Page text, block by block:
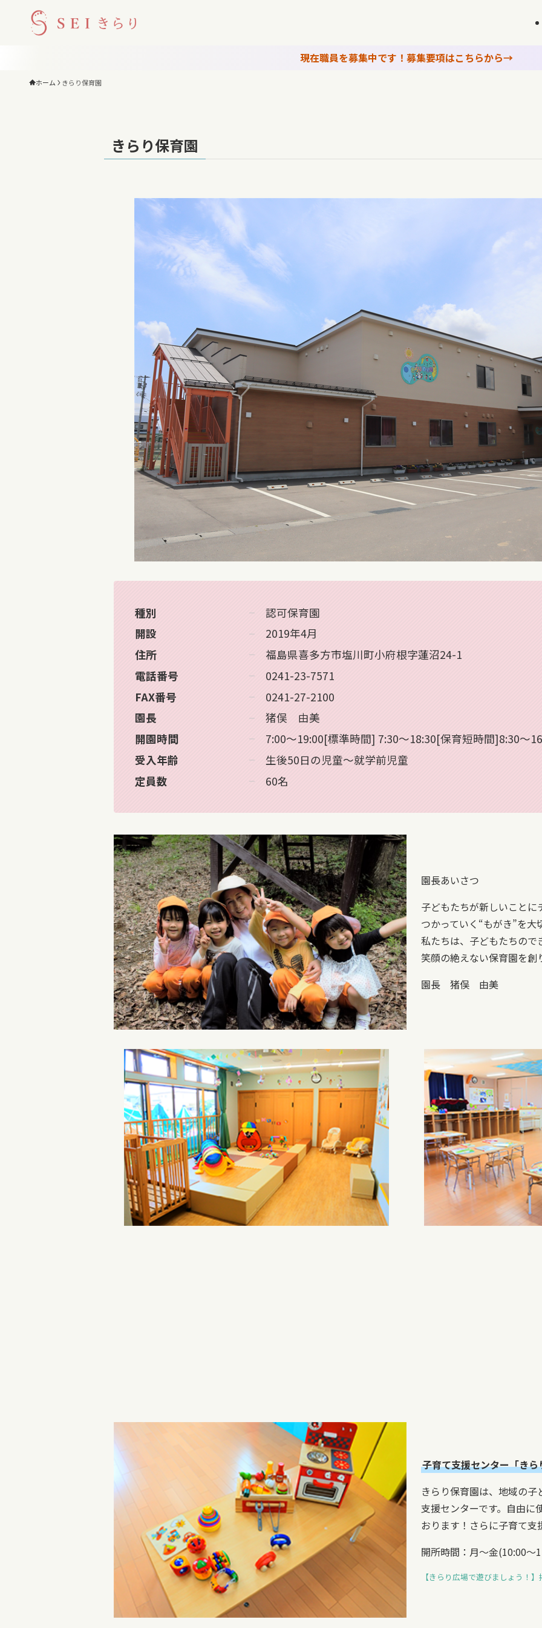
現在職員を募集中です！募集要項はこちらから→
ホーム きらり保育園
きらり保育園
種別
認可保育園
開設
2019年4月
住所
福島県喜多方市塩川町小府根字蓮沼24-1
電話番号
0241-23-7571
FAX番号
0241-27-2100
園長
猪俣 由美
開園時間
7:00～19:00[標準時間] 7:30～18:30[保育短時間]8:30～
受入年齢
生後50日の児童～就学前児童
定員数
60名
園長あいさつ
子どもたちが新しいこと
つかっていく“もがき”を大
私たちは、子どもたちので
笑顔の絶えない保育園を創
園長 猪俣 由美
子育て支援センター「きら
きらり保育園は、地域の
支援センターです。自由に
おります！さらに子育て
開所時間：月～金(10:00～
【きらり広場で遊びましょう！】